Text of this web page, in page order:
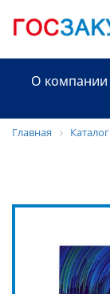
О компании
Главная Каталог